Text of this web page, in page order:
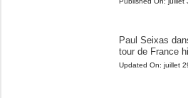
Paul Seixas
tour de France
Updated On: juillet